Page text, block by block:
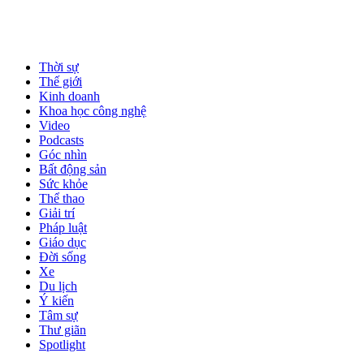
Thời sự
Thế giới
Kinh doanh
Khoa học công nghệ
Video
Podcasts
Góc nhìn
Bất động sản
Sức khỏe
Thể thao
Giải trí
Pháp luật
Giáo dục
Đời sống
Xe
Du lịch
Ý kiến
Tâm sự
Thư giãn
Spotlight